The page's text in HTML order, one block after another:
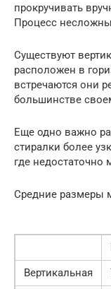
прокручивать
Процесс
Существуют
расположен в
встречаются они
большинстве
Еще одно важно
стиралки более
где недостаточно
Средние размеры
Вертикальная